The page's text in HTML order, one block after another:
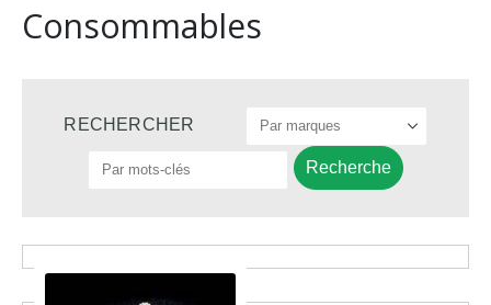
Consommables
Recherche
RECHERCHER
Recherche